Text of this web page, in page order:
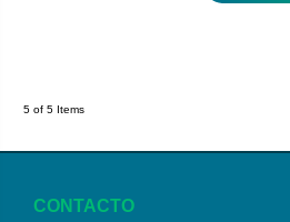
5 of 5 Items
CONTACTO